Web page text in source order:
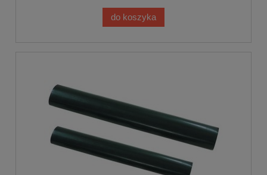
do koszyka